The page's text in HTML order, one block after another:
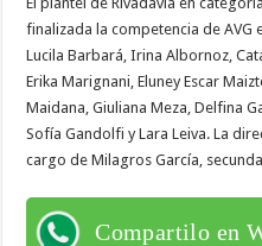
finalizada la competencia de
Lucila Barbará, Irina Albornoz,
Erika Marignani, Eluney Escar
Maidana, Giuliana Meza, Delfina
Sofía Gandolfi y Lara Leiva. La
cargo de Milagros García,
Compartilo en